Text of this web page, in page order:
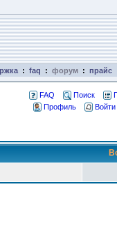
: faq : форум : прайс
FAQ Поиск
Профиль